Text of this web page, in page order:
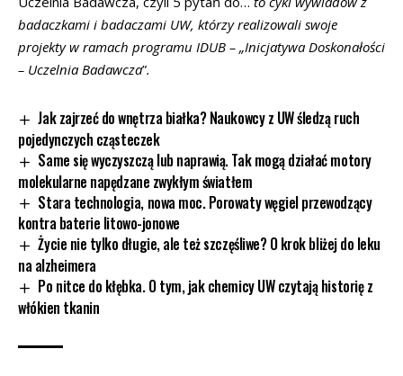
badaczkami i badaczami UW, którzy realizowali swoje
projekty w ramach programu IDUB – „Inicjatywa Doskonałości
– Uczelnia Badawcza”.
Jak zajrzeć do wnętrza białka? Naukowcy z UW śledzą ruch
pojedynczych cząsteczek
Same się wyczyszczą lub naprawią. Tak mogą działać motory
molekularne napędzane zwykłym światłem
Stara technologia, nowa moc. Porowaty węgiel przewodzący
kontra baterie litowo-jonowe
Życie nie tylko długie, ale też szczęśliwe? O krok bliżej do leku
na alzheimera
Po nitce do kłębka. O tym, jak chemicy UW czytają historię z
włókien tkanin